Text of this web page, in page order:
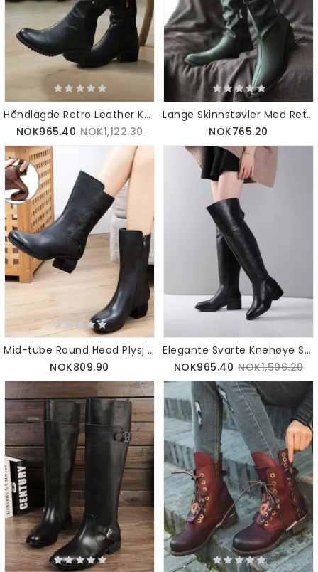
Håndlagde Retro Leather Kne Støvler For Kvinner
NOK965.40 NOK1,122.30
Lange Skinnstøvler Med Retro Spisshode For Kvinner
NOK765.20
Mid-tube Round Head Plysj Retro Chunky Boots
NOK809.90
Elegante Svarte Knehøye Støvletter I Ekte Skinn
NOK965.40 NOK1,506.20